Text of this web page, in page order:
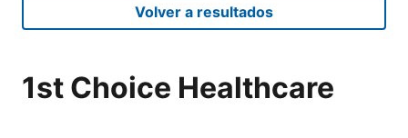
Volver a resultados
1st Choice Healthcare